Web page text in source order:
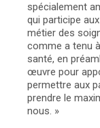
spécialement
qui participe
métier des
comme a tenu
santé, en
œuvre pour
permettre aux
prendre le
nous. »